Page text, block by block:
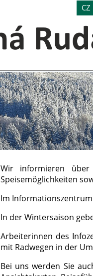
CZ
Wir informieren über
Speisemöglichkeiten
Im
In der Wintersaison
Arbeiterinnen des
mit Radwegen in der
Bei uns werden Sie